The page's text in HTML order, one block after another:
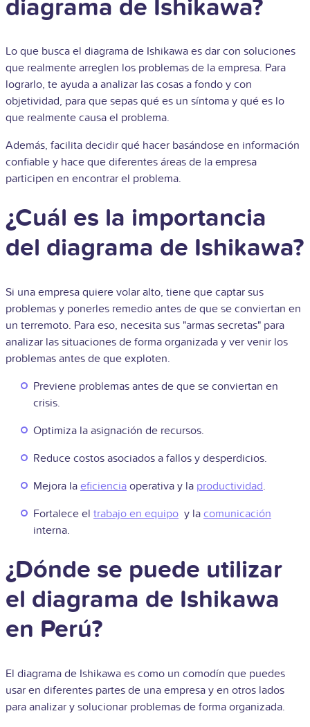
diagrama de Ishikawa?
Lo que busca el diagrama de Ishikawa es dar con soluciones
que realmente arreglen los problemas de la empresa. Para
lograrlo, te ayuda a analizar las cosas a fondo y con
objetividad, para que sepas qué es un síntoma y qué es lo
que realmente causa el problema.
Además, facilita decidir qué hacer basándose en información
confiable y hace que diferentes áreas de la empresa
participen en encontrar el problema.
¿Cuál es la importancia
del diagrama de Ishikawa?
Si una empresa quiere volar alto, tiene que captar sus
problemas y ponerles remedio antes de que se conviertan en
un terremoto. Para eso, necesita sus "armas secretas" para
analizar las situaciones de forma organizada y ver venir los
problemas antes de que exploten.
Previene problemas antes de que se conviertan en
crisis.
Optimiza la asignación de recursos.
Reduce costos asociados a fallos y desperdicios.
Mejora la eficiencia operativa y la productividad.
Fortalece el trabajo en equipo y la comunicación
interna.
¿Dónde se puede utilizar
el diagrama de Ishikawa
en Perú?
El diagrama de Ishikawa es como un comodín que puedes
usar en diferentes partes de una empresa y en otros lados
para analizar y solucionar problemas de forma organizada.